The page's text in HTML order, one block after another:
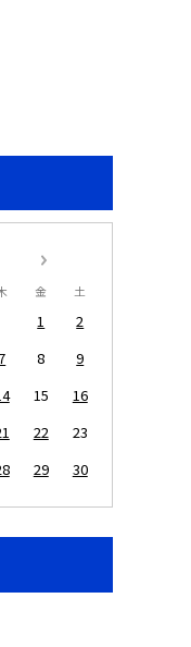
金 土
1
2
8
9
15
16
22
23
29 30